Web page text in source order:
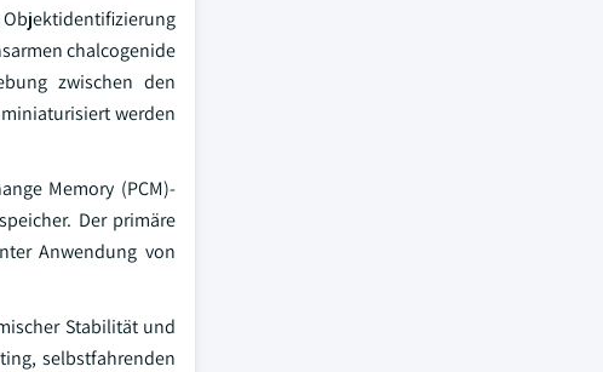
chalcogenide
zwischen den
werden
Memory (PCM)-
Der primäre
Anwendung von
Stabilität und
selbstfahrenden